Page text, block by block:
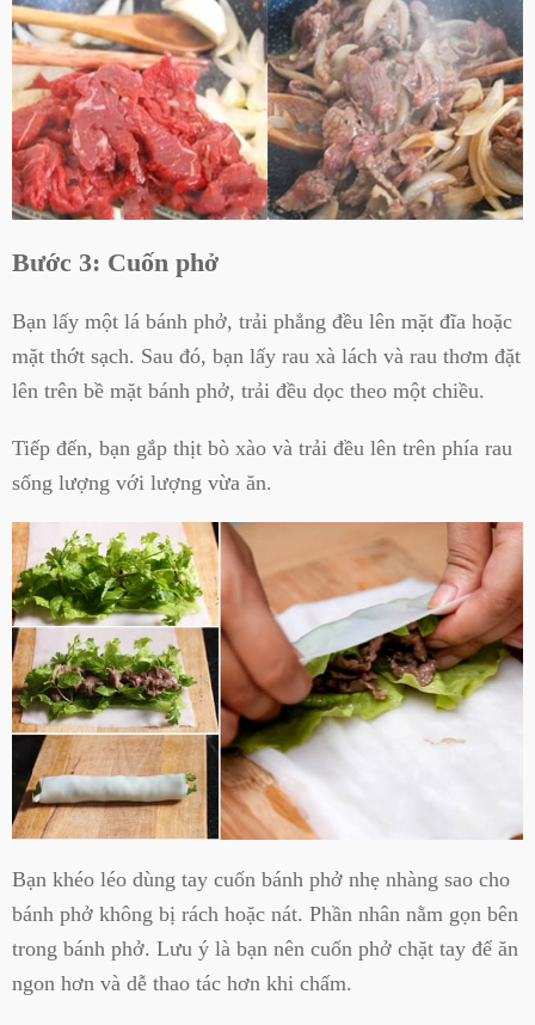
Bước 3: Cuốn phở
Bạn lấy một lá bánh phở, trải phẳng đều lên mặt đĩa hoặc
mặt thớt sạch. Sau đó, bạn lấy rau xà lách và rau thơm đặt
lên trên bề mặt bánh phở, trải đều dọc theo một chiều.
Tiếp đến, bạn gắp thịt bò xào và trải đều lên trên phía rau
sống lượng với lượng vừa ăn.
Bạn khéo léo dùng tay cuốn bánh phở nhẹ nhàng sao cho
bánh phở không bị rách hoặc nát. Phần nhân nằm gọn bên
trong bánh phở. Lưu ý là bạn nên cuốn phở chặt tay để ăn
ngon hơn và dễ thao tác hơn khi chấm.